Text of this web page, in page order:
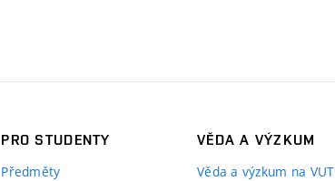
PRO STUDENTY
Předměty
VĚDA A VÝZKUM
Věda a výzkum na VUT